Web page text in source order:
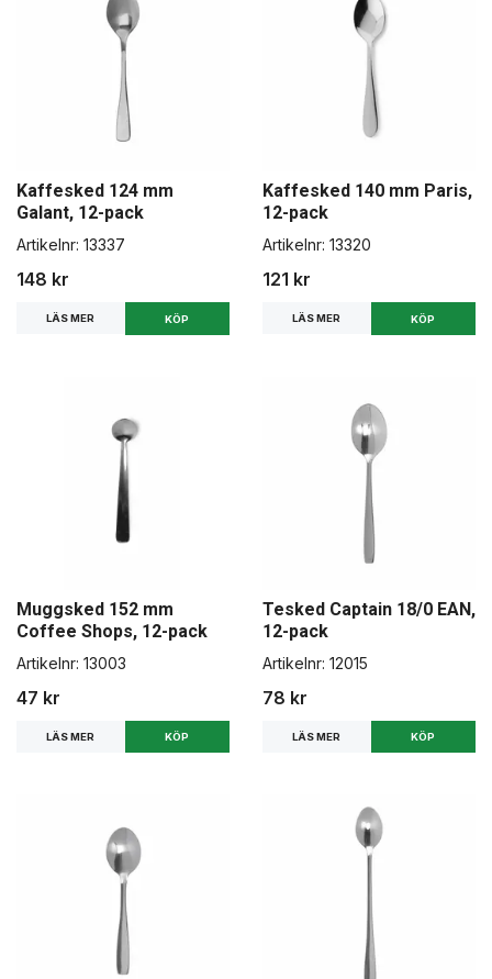
Kaffesked 124 mm
Galant, 12-pack
Artikelnr: 13337
148 kr
LÄS MER
Kaffesked 140 mm Paris,
12-pack
Artikelnr: 13320
121 kr
LÄS MER
Muggsked 152 mm
Coffee Shops, 12-pack
Artikelnr: 13003
47 kr
LÄS MER
Tesked Captain 18/0 EAN,
12-pack
Artikelnr: 12015
78 kr
LÄS MER